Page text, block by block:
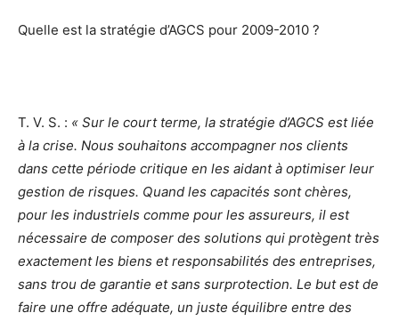
Quelle est la stratégie d’AGCS pour 2009-2010 ?
T. V. S. : « Sur le court terme, la stratégie d’AGCS est liée
à la crise. Nous souhaitons accompagner nos clients
dans cette période critique en les aidant à optimiser leur
gestion de risques. Quand les capacités sont chères,
pour les industriels comme pour les assureurs, il est
nécessaire de composer des solutions qui protègent très
exactement les biens et responsabilités des entreprises,
sans trou de garantie et sans surprotection. Le but est de
faire une offre adéquate, un juste équilibre entre des